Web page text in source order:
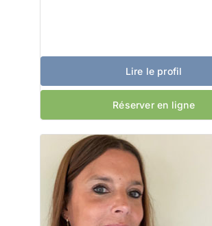
Lire le profil
Réserver en ligne